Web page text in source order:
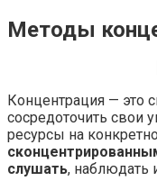
Методы
Концентрация — это
сосредоточить свои
ресурсы на
слушать, наблюдать